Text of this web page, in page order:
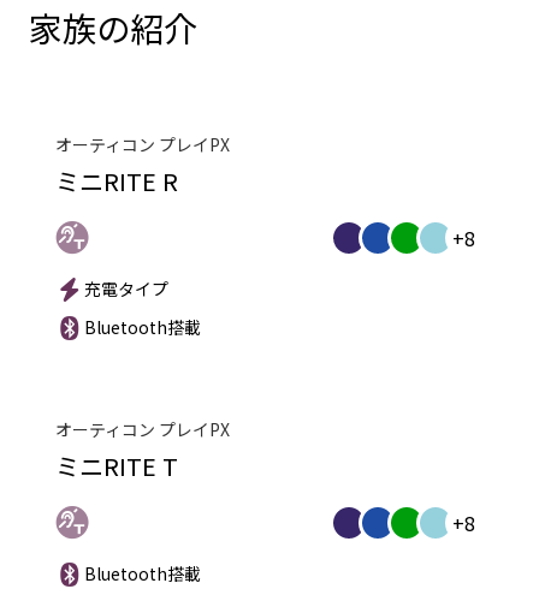
家族の紹介
オーティコン プレイPX
ミニRITE R
+8
充電タイプ
Bluetooth搭載
オーティコン プレイPX
ミニRITE T
+8
Bluetooth搭載